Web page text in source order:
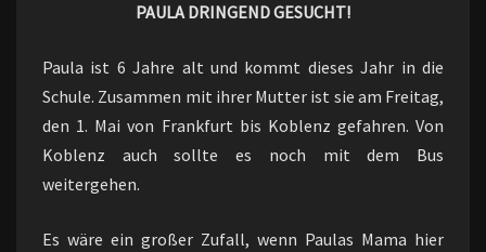
PAULA DRINGEND GESUCHT!
Paula ist 6 Jahre alt und kommt dieses Jahr in die
Schule. Zusammen mit ihrer Mutter ist sie am Freitag,
den 1. Mai von Frankfurt bis Koblenz gefahren. Von
Koblenz auch sollte es noch mit dem Bus
weitergehen.
Es wäre ein großer Zufall, wenn Paulas Mama hier